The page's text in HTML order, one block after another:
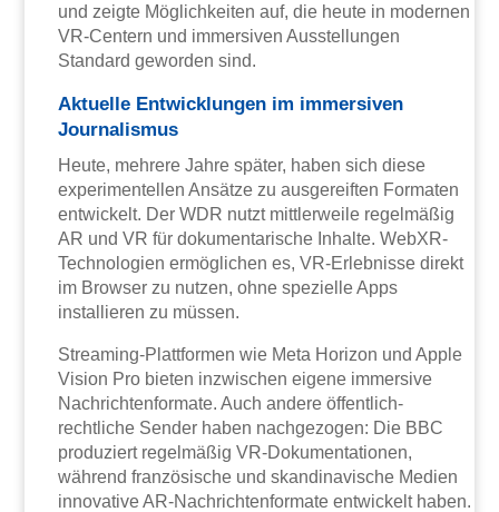
und zeigte Möglichkeiten auf, die heute in modernen
VR-Centern und immersiven Ausstellungen
Standard geworden sind.
Aktuelle Entwicklungen im immersiven
Journalismus
Heute, mehrere Jahre später, haben sich diese
experimentellen Ansätze zu ausgereiften Formaten
entwickelt. Der WDR nutzt mittlerweile regelmäßig
AR und VR für dokumentarische Inhalte. WebXR-
Technologien ermöglichen es, VR-Erlebnisse direkt
im Browser zu nutzen, ohne spezielle Apps
installieren zu müssen.
Streaming-Plattformen wie Meta Horizon und Apple
Vision Pro bieten inzwischen eigene immersive
Nachrichtenformate. Auch andere öffentlich-
rechtliche Sender haben nachgezogen: Die BBC
produziert regelmäßig VR-Dokumentationen,
während französische und skandinavische Medien
innovative AR-Nachrichtenformate entwickelt haben.